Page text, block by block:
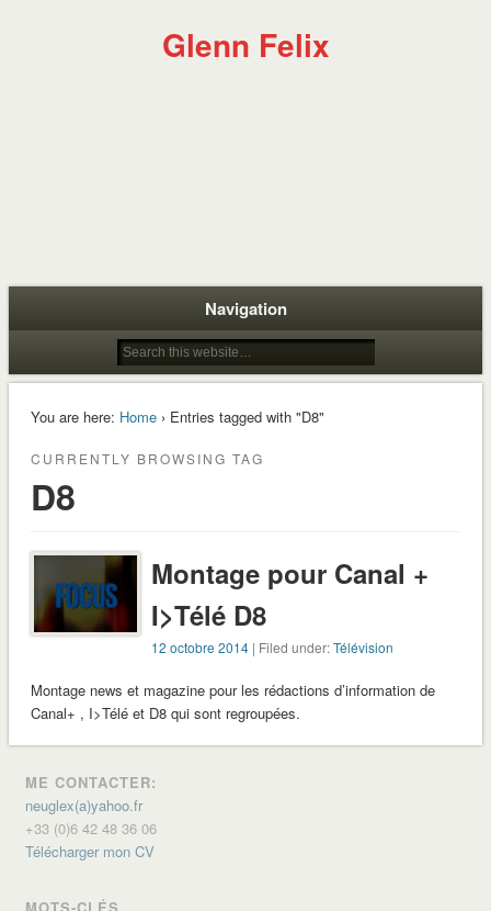
Glenn Felix
Navigation
You are here: Home› Entries tagged with "D8"
CURRENTLY BROWSING TAG
D8
Montage pour Canal +
I>Télé D8
12 octobre 2014 | Filed under:Télévision
Montage news et magazine pour les rédactions d’information de
Canal+ , I>Télé et D8 qui sont regroupées.
ME CONTACTER:
neuglex(a)yahoo.fr
+33 (0)6 42 48 36 06
Télécharger mon CV
MOTS-CLÉS